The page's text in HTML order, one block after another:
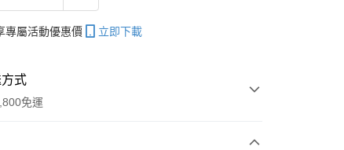
專屬活動優惠價 立即下載
式
免運